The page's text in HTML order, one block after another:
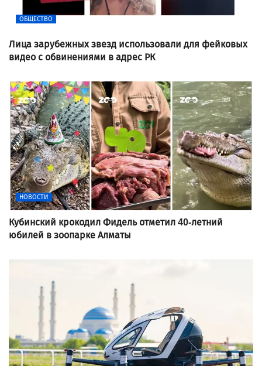
ОБЩЕСТВО
Лица зарубежных звезд использовали для фейковых
видео с обвинениями в адрес РК
НОВОСТИ
Кубинский крокодил Фидель отметил 40-летний
юбилей в зоопарке Алматы